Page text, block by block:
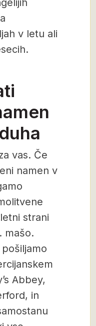
v letu ali
vas. Če
namen v
strani
mašo.
Abbey,
in